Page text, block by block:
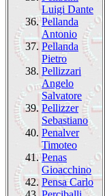
Luigi Dante
36. Pellanda
Antonio
37. Pellanda
Pietro
38. Pellizzari
Angelo
Salvatore
39. Pellizzer
Sebastiano
40. Penalver
Timoteo
41. Penas
Gioacchino
42. Pensa Carlo